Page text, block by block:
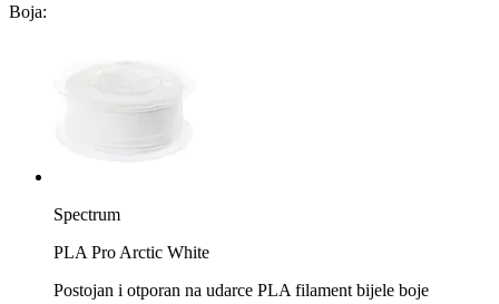
Boja:
Spectrum
PLA Pro Arctic White
Postojan i otporan na udarce PLA filament bijele boje